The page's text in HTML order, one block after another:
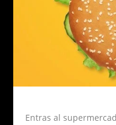
Entras al